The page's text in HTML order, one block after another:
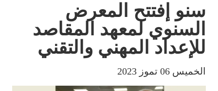
سنو إفتتح المعرض
السنوي لمعهد المقاصد
للإعداد المهني والتقني
الخميس 06 تموز 2023